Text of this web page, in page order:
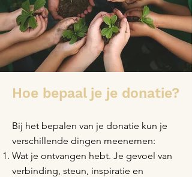
Hoe bepaal je je donatie?
Bij het bepalen van je donatie kun je
verschillende dingen meenemen:
Wat je ontvangen hebt. Je gevoel van
verbinding, steun, inspiratie en